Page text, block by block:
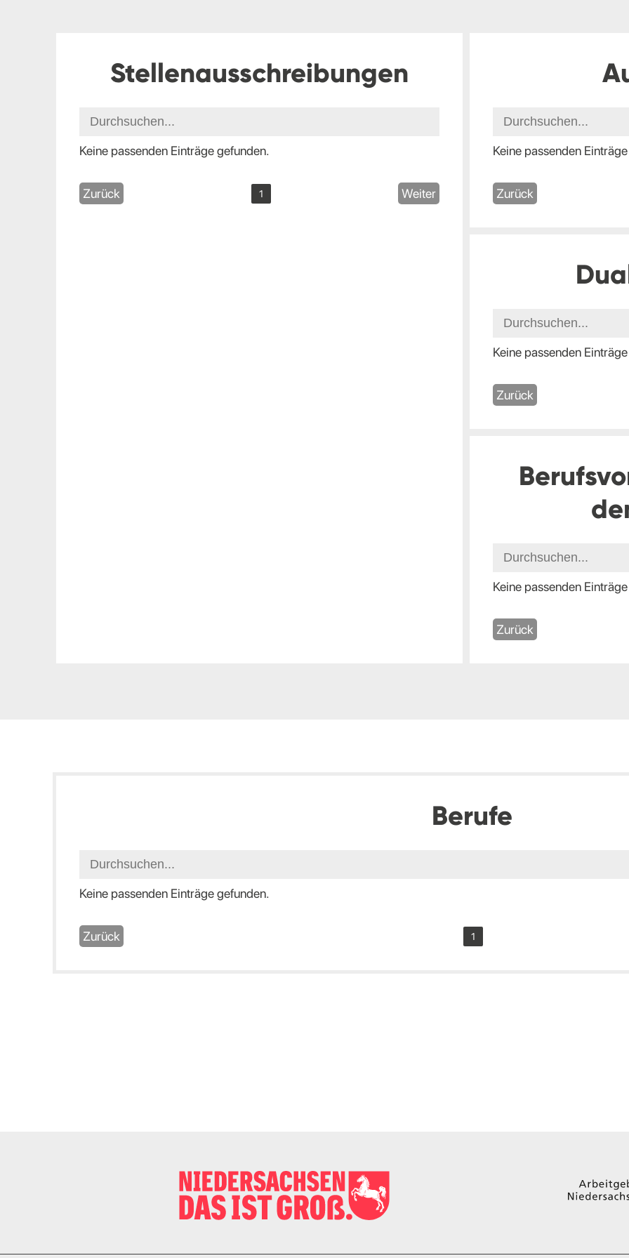
Stellenausschreibungen
Keine passenden Einträge gefunden.
Zurück 1 Weiter
Keine passenden
Zurück
Keine passenden
Zurück
Keine passenden
Zurück
Berufe
Keine passenden Einträge gefunden.
Zurück 1